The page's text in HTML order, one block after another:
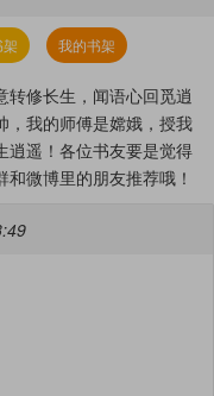
我的书架
修长生，闻语心回觅逍
，我的师傅是嫦娥，授我
逍遥！各位书友要是觉得
和微博里的朋友推荐哦！